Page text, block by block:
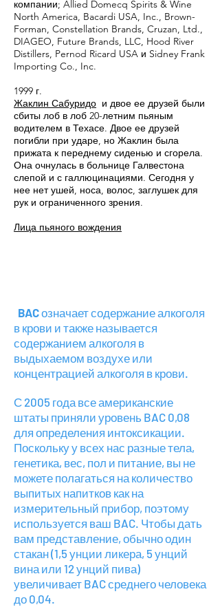
компании; Allied Domecq Spirits & Wine
North America, Bacardi USA, Inc., Brown-
Forman, Constellation Brands, Cruzan, Ltd.,
DIAGEO, Future Brands, LLC, Hood River
Distillers, Pernod Ricard USA и Sidney Frank
Importing Co., Inc.
1999 г.
Жаклин Сабуридо и двое ее друзей были
сбиты лоб в лоб 20-летним пьяным
водителем в Техасе. Двое ее друзей
погибли при ударе, но Жаклин была
прижата к переднему сиденью и сгорела.
Она очнулась в больнице Галвестона
слепой и с галлюцинациями. Сегодня у
нее нет ушей, носа, волос, заглушек для
рук и ограниченного зрения.
Лица пьяного вождения
BACозначает содержание алкоголя
в крови и также называется
содержанием алкоголя в
выдыхаемом воздухе или
концентрацией алкоголя в крови.
С 2005 года все американские
штаты приняли уровень BAC 0,08
для определения интоксикации.
Поскольку у всех нас разные тела,
генетика, вес, пол и питание, вы не
можете полагаться на количество
выпитых напитков как на
измерительный прибор, поэтому
используется ваш BAC. Чтобы дать
вам представление, обычно один
стакан (1,5 унции ликера, 5 унций
вина или 12 унций пива)
увеличивает BAC среднего человека
до 0,04.